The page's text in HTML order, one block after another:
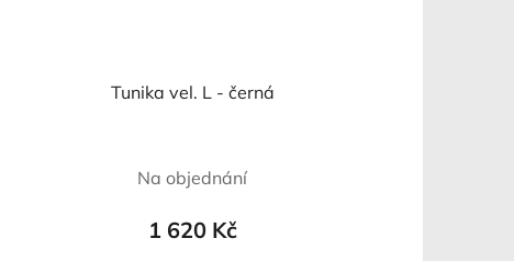
Tunika vel. L - černá
Na objednání
1 620 Kč